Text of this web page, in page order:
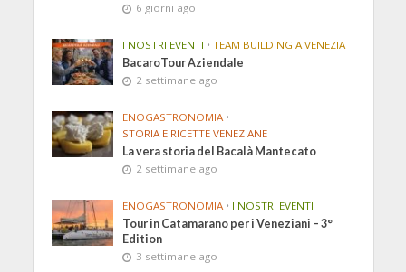
6 giorni ago
I NOSTRI EVENTI • TEAM BUILDING A VENEZIA
BacaroTour Aziendale
2 settimane ago
ENOGASTRONOMIA •
STORIA E RICETTE VENEZIANE
La vera storia del Bacalà Mantecato
2 settimane ago
ENOGASTRONOMIA • I NOSTRI EVENTI
Tour in Catamarano per i Veneziani – 3°
Edition
3 settimane ago